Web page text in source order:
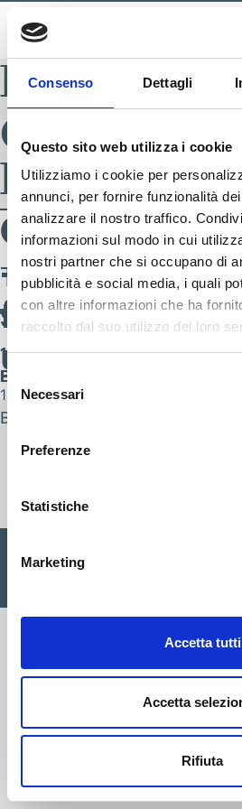
Consenso Dettagli
Questo sito web utilizza i cookie
Utilizziamo i cookie per
annunci, per fornire funzionalità
analizzare il nostro traffico.
informazioni sul modo in cui
nostri partner che si occupano di
pubblicità e social media, i quali
con altre informazioni che ha
raccolto dal suo utilizzo dei loro
Selezione
del
consenso
Necessari
Preferenze
Statistiche
Marketing
Accetta tutti
Accetta
Rifiuta
BLADE
Categoria
1 – uomo
fw26-uomo
11 Maggio 2026
By
1 – uomo
fw26-uomo
11 Maggio 2026
By
1 – uomo
fw26-uomo
11 Maggio 2026
By
1 – uomo
fw26-uomo
11 Maggio 2026
By
– uomo
fw26-uomo
11 Maggio 2026
By
1-1 – uomo
sportware-
uomo
11 Maggio 2026
By
1 – uomo
fw26-uomo
11 Maggio 2026
By
1 – uomo
fw26-uomo
11 Maggio 2026
By
– uomo
fw26-uomo
11 Maggio 2026
By
– uomo
fw26-uomo
11 Maggio 2026
By
Articoli meno recenti
SEGUICI
Cisalfa Sport SpA Via Boccea, 496 -
05352580962 Registro imprese Roma